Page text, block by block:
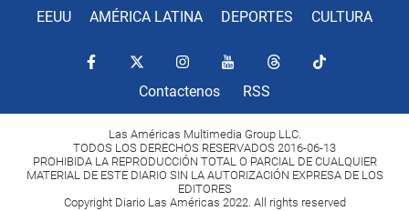
EEUU AMÉRICA LATINA DEPORTES CULTURA
Contactenos RSS
Las Américas Multimedia Group LLC.
TODOS LOS DERECHOS RESERVADOS 2016-06-13
PROHIBIDA LA REPRODUCCIÓN TOTAL O PARCIAL DE CUALQUIER
MATERIAL DE ESTE DIARIO SIN LA AUTORIZACIÓN EXPRESA DE LOS
EDITORES
Copyright Diario Las Américas 2022. All rights reserved